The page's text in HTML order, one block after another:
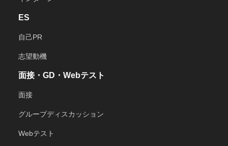
ES
自己PR
志望動機
面接・GD・Webテスト
面接
グループディスカッション
Webテスト